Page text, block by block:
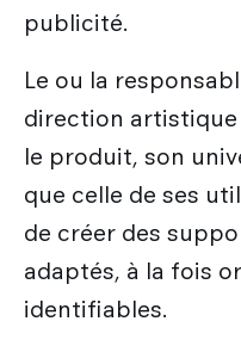
publicité.
Le ou la
direction artistique
le produit, son
que celle de ses
de créer des
adaptés, à la fois
identifiables.